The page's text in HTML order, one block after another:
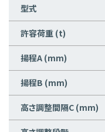
型式
許容荷重 (t)
揚程A (mm)
揚程B (mm)
高さ調整間隔C (mm)